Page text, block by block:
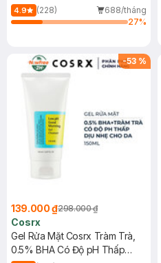
500ml
4.9 (228)
688/tháng
27%
-53 %
139.000 ₫298.000 ₫
Cosrx
Gel Rửa Mặt Cosrx Tràm Trà,
0.5% BHA Có Độ pH Thấp